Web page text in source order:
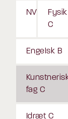
NV
Fysik
C
Engelsk B
fag C
Idræt C